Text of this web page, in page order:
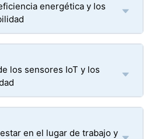
energética y los
los sensores IoT y los
en el lugar de trabajo y